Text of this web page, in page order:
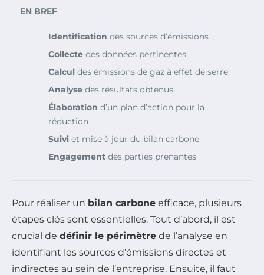
EN BREF
Identification des sources d’émissions
Collecte des données pertinentes
Calcul des émissions de gaz à effet de serre
Analyse des résultats obtenus
Élaboration d’un plan d’action pour la
réduction
Suivi et mise à jour du bilan carbone
Engagement des parties prenantes
Pour réaliser un bilan carbone efficace, plusieurs
étapes clés sont essentielles. Tout d’abord, il est
crucial de définir le périmètre de l’analyse en
identifiant les sources d’émissions directes et
indirectes au sein de l’entreprise. Ensuite, il faut